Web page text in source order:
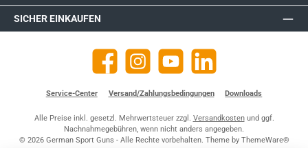
SICHER EINKAUFEN
Facebook Instagram YouTube https://de.linkedin.com/company/
Service-Center Versand/Zahlungsbedingungen Downloads
Alle Preise inkl. gesetzl. Mehrwertsteuer zzgl. Versandkostenund ggf.
Nachnahmegebühren, wenn nicht anders angegeben.
© 2026 German Sport Guns - Alle Rechte vorbehalten. Theme by ThemeWare®